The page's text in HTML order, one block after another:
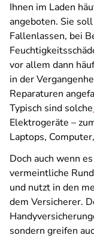
Ihnen im Laden
angeboten. Sie
Fallenlassen, bei
vor allem dann
in der
Reparaturen
Typisch sind solche
Elektrogeräte –
Laptops,
Doch auch wenn
vermeintliche
und nutzt in den
dem Versicherer.
sondern greifen